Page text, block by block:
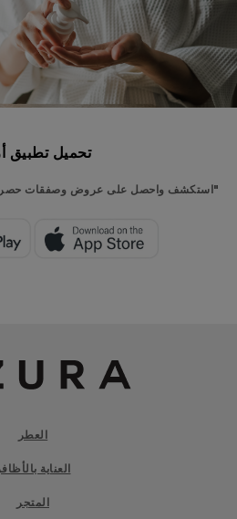
تحميل تطبيق
"استكشف واحصل على عروض وصفقات حصرية
العطر
العناية بالأظافر
المتجر